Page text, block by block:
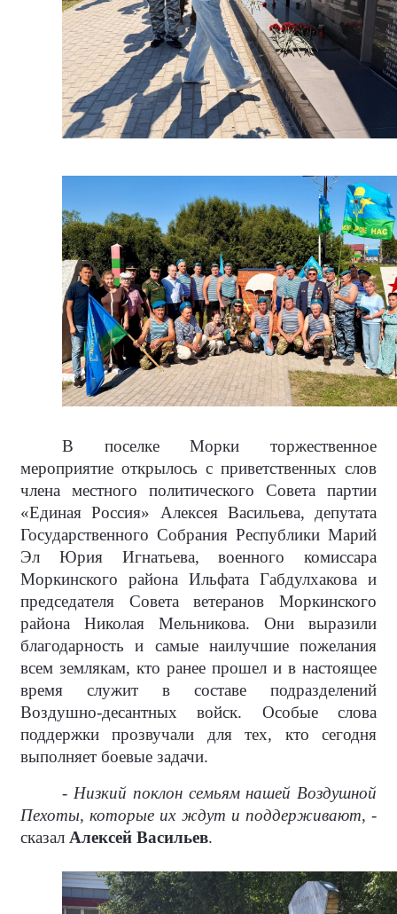
В поселке Морки торжественное
мероприятие открылось с приветственных слов
члена местного политического Совета партии
«Единая Россия» Алексея Васильева, депутата
Государственного Собрания Республики Марий
Эл Юрия Игнатьева, военного комиссара
Моркинского района Ильфата Габдулхакова и
председателя Совета ветеранов Моркинского
района Николая Мельникова. Они выразили
благодарность и самые наилучшие пожелания
всем землякам, кто ранее прошел и в настоящее
время служит в составе подразделений
Воздушно-десантных войск. Особые слова
поддержки прозвучали для тех, кто сегодня
выполняет боевые задачи.
- Низкий поклон семьям нашей Воздушной
Пехоты, которые их ждут и поддерживают, -
сказал Алексей Васильев.